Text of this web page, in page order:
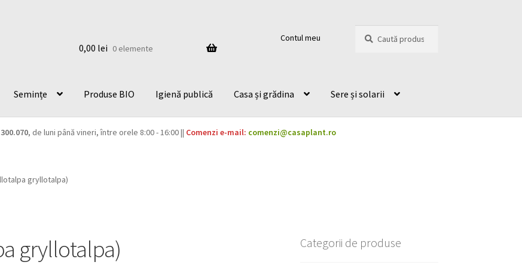
0,00 lei 0 elemente
Contul meu
după:
Semințe Produse BIO Igienă publică Casa și grădina Sere și solarii
, de luni până vineri, între orele 8:00 - 16:00 || Comenzi e-mail: comenzi@casaplant.ro
gryllotalpa)
gryllotalpa) Categorii de produse